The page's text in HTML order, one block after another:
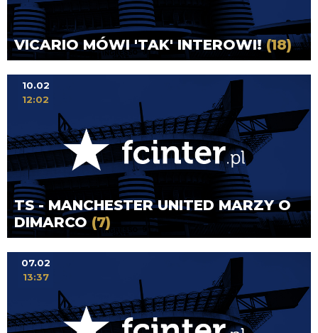
VICARIO MÓWI 'TAK' INTEROWI!(18)
TS - MANCHESTER UNITED MARZY O
DIMARCO (7)
10.02
12:02
07.02
13:37